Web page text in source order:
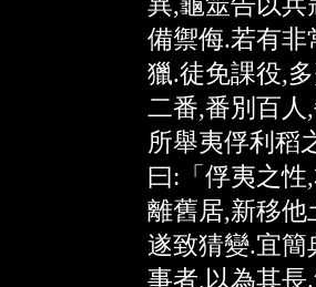
備禦侮.若有非
獵.徒免課役,
二番,番別百人
所舉夷俘利稻
曰:「俘夷之
離舊居,新移他
遂致猜變.宜簡
事者,以為其長